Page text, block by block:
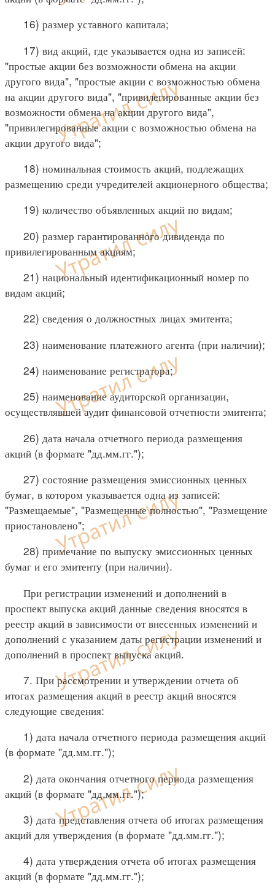
16) размер уставного капитала;
17) вид акций, где указывается одна из записей:
"простые акции без возможности обмена на акции
другого вида", "простые акции с возможностью обмена
на акции другого вида", "привилегированные акции без
возможности обмена на акции другого вида",
"привилегированные акции с возможностью обмена на
акции другого вида";
18) номинальная стоимость акций, подлежащих
размещению среди учредителей акционерного общества;
19) количество объявленных акций по видам;
20) размер гарантированного дивиденда по
привилегированным акциям;
21) национальный идентификационный номер по
видам акций;
22) сведения о должностных лицах эмитента;
23) наименование платежного агента (при наличии);
24) наименование регистратора;
25) наименование аудиторской организации,
осуществлявшей аудит финансовой отчетности эмитента;
26) дата начала отчетного периода размещения
акций (в формате "дд.мм.гг.");
27) состояние размещения эмиссионных ценных
бумаг, в котором указывается одна из записей:
"Размещаемые", "Размещенные полностью", "Размещение
приостановлено";
28) примечание по выпуску эмиссионных ценных
бумаг и его эмитенту (при наличии).
При регистрации изменений и дополнений в
проспект выпуска акций данные сведения вносятся в
реестр акций в зависимости от внесенных изменений и
дополнений с указанием даты регистрации изменений и
дополнений в проспект выпуска акций.
7. При рассмотрении и утверждении отчета об
итогах размещения акций в реестр акций вносятся
следующие сведения:
1) дата начала отчетного периода размещения акций
(в формате "дд.мм.гг.");
2) дата окончания отчетного периода размещения
акций (в формате "дд.мм.гг.");
3) дата представления отчета об итогах размещения
акций для утверждения (в формате "дд.мм.гг.");
4) дата утверждения отчета об итогах размещения
акций (в формате "дд.мм.гг.");